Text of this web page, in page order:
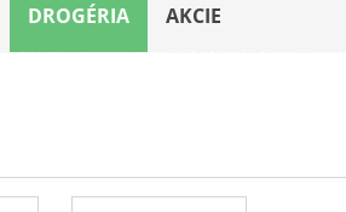
DROGÉRIA AKCIE